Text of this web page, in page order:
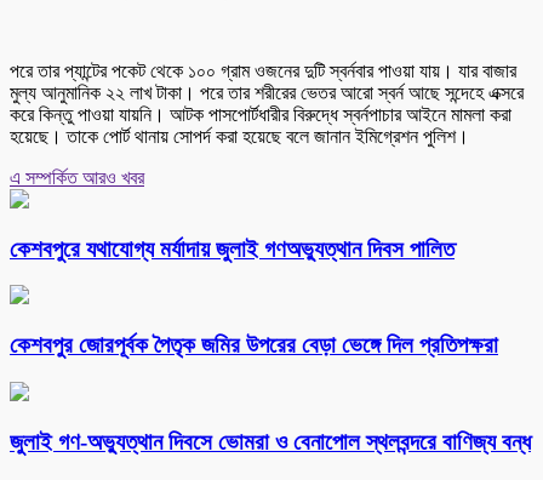
পরে তার প্যান্টের পকেট থেকে ১০০ গ্রাম ওজনের দুটি স্বর্নবার পাওয়া যায়। যার বাজার
মুল্য আনুমানিক ২২ লাখ টাকা। পরে তার শরীরের ভেতর আরো স্বর্ন আছে সন্দেহে এক্সরে
করে কিন্তু পাওয়া যায়নি। আটক পাসপোর্টধারীর বিরুদ্ধে স্বর্নপাচার আইনে মামলা করা
হয়েছে। তাকে পোর্ট থানায় সোপর্দ করা হয়েছে বলে জানান ইমিগ্রেশন পুলিশ।
এ সম্পর্কিত আরও খবর
কেশবপুরে যথাযোগ্য মর্যাদায় জুলাই গণঅভ্যুত্থান দিবস পালিত
কেশবপুর জোরপূর্বক পৈতৃক জমির উপরের বেড়া ভেঙ্গে দিল প্রতিপক্ষরা
‎জুলাই গণ-অভ্যুত্থান দিবসে ভোমরা ও বেনাপোল স্থলবন্দরে বাণিজ্য বন্ধ